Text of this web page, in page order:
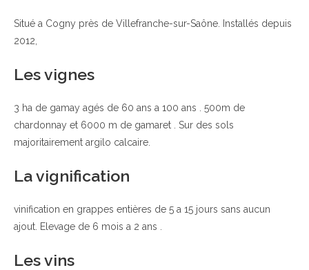
Situé a Cogny près de Villefranche-sur-Saône. Installés depuis
2012,
Les vignes
3 ha de gamay agés de 60 ans a 100 ans . 500m de
chardonnay et 6000 m de gamaret . Sur des sols
majoritairement argilo calcaire.
La vignification
vinification en grappes entières de 5 a 15 jours sans aucun
ajout. Elevage de 6 mois a 2 ans .
Les vins